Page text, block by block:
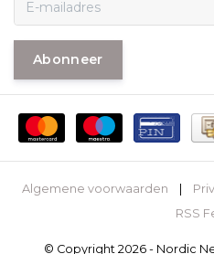
Abonneer
Algemene voorwaarden
RSS
© Copyright 2026 - Nordic